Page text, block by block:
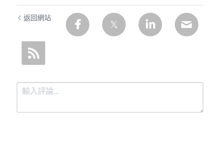
返回網站